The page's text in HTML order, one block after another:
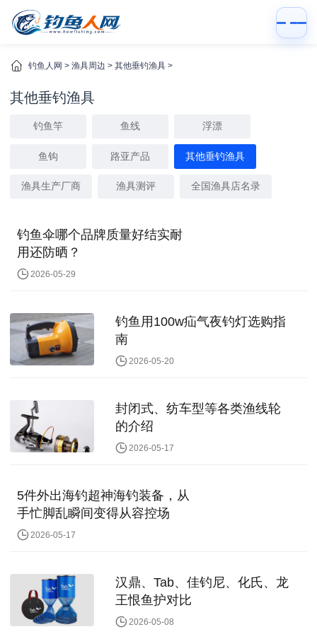
钓鱼人网 > 渔具周边 > 其他垂钓渔具 >
其他垂钓渔具
钓鱼竿 鱼线 浮漂
鱼钩 路亚产品 其他垂钓渔具
渔具生产厂商 渔具测评 全国渔具店名录
钓鱼伞哪个品牌质量好结实耐
用还防晒？
2026-05-29
钓鱼用100w疝气夜钓灯选购指
南
2026-05-20
封闭式、纺车型等各类渔线轮
的介绍
2026-05-17
5件外出海钓超神海钓装备，从
手忙脚乱瞬间变得从容控场
2026-05-17
汉鼎、Tab、佳钓尼、化氏、龙
王恨鱼护对比
2026-05-08